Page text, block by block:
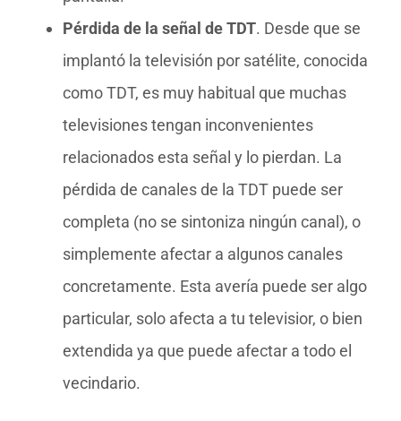
Pérdida de la señal de TDT. Desde que se
implantó la televisión por satélite, conocida
como TDT, es muy habitual que muchas
televisiones tengan inconvenientes
relacionados esta señal y lo pierdan. La
pérdida de canales de la TDT puede ser
completa (no se sintoniza ningún canal), o
simplemente afectar a algunos canales
concretamente. Esta avería puede ser algo
particular, solo afecta a tu televisior, o bien
extendida ya que puede afectar a todo el
vecindario.